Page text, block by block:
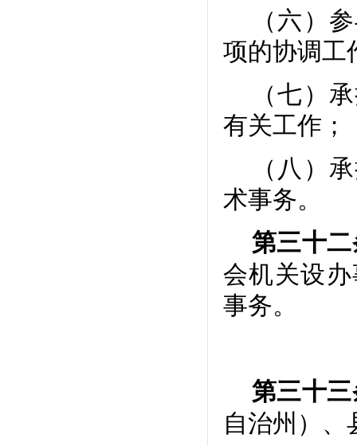
（六）
项的协调工
（七）
有关工作；
（八）
术事务。
第三十
会机关设
事务。
第三十
自治州）